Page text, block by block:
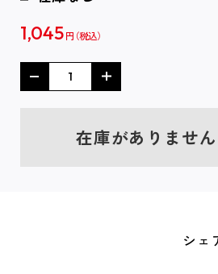
1,045 円
在庫がありません
シェ